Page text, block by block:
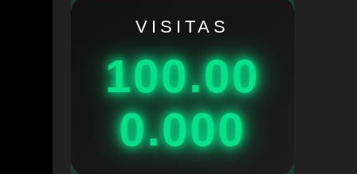
VISITAS
100.00
0.000